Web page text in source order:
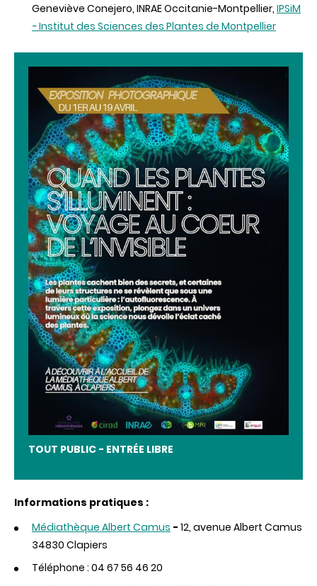
Geneviève Conejero, INRAE Occitanie-Montpellier, IPSiM
-Institut des Sciences des Plantes de Montpellier
TOUT PUBLIC - ENTRÉE LIBRE
Informations pratiques :
Médiathèque Albert Camus - 12, avenue Albert Camus
34830 Clapiers
Téléphone : 04 67 56 46 20